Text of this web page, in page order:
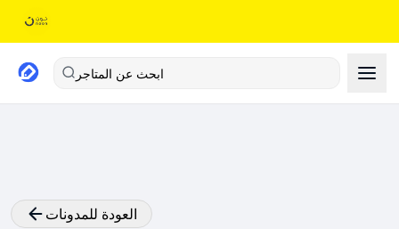
ابحث عن المتاجر
العودة للمدونات